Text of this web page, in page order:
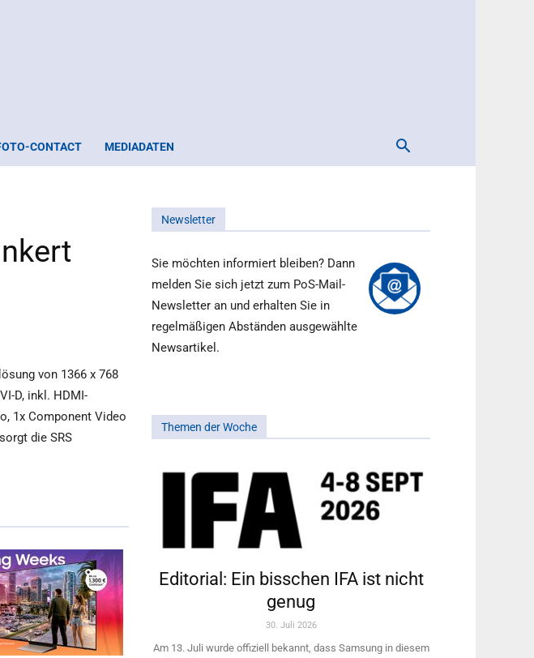
CONTACT MEDIADATEN
von 1366 x 768
D, inkl. HDMI-
1x Component Video
die SRS
Newsletter
Sie möchten informiert bleiben? Dann
melden Sie sich jetzt zum PoS-Mail-
Newsletter an und erhalten Sie in
regelmäßigen Abständen ausgewählte
Newsartikel.
Themen der Woche
Editorial: Ein bisschen IFA ist nicht
genug
30. Juli 2026
Am 13. Juli wurde offiziell bekannt, dass Samsung in diesem